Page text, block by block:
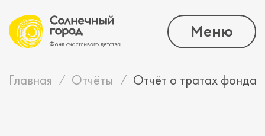
Меню
Главная Отчёты Отчёт о тратах фонда